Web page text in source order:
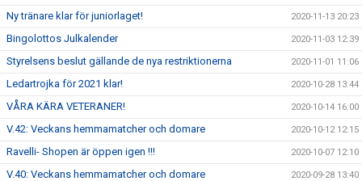
Ny tränare klar för juniorlaget! 2020-11-13 20:23
Bingolottos Julkalender 2020-11-03 12:39
Styrelsens beslut gällande de nya restriktionerna 2020-11-01 11:06
Ledartrojka för 2021 klar! 2020-10-28 13:44
VÅRA KÄRA VETERANER! 2020-10-14 16:00
V.42: Veckans hemmamatcher och domare 2020-10-12 12:15
Ravelli- Shopen är öppen igen !!! 2020-10-07 12:10
V.40: Veckans hemmamatcher och domare 2020-09-28 13:40